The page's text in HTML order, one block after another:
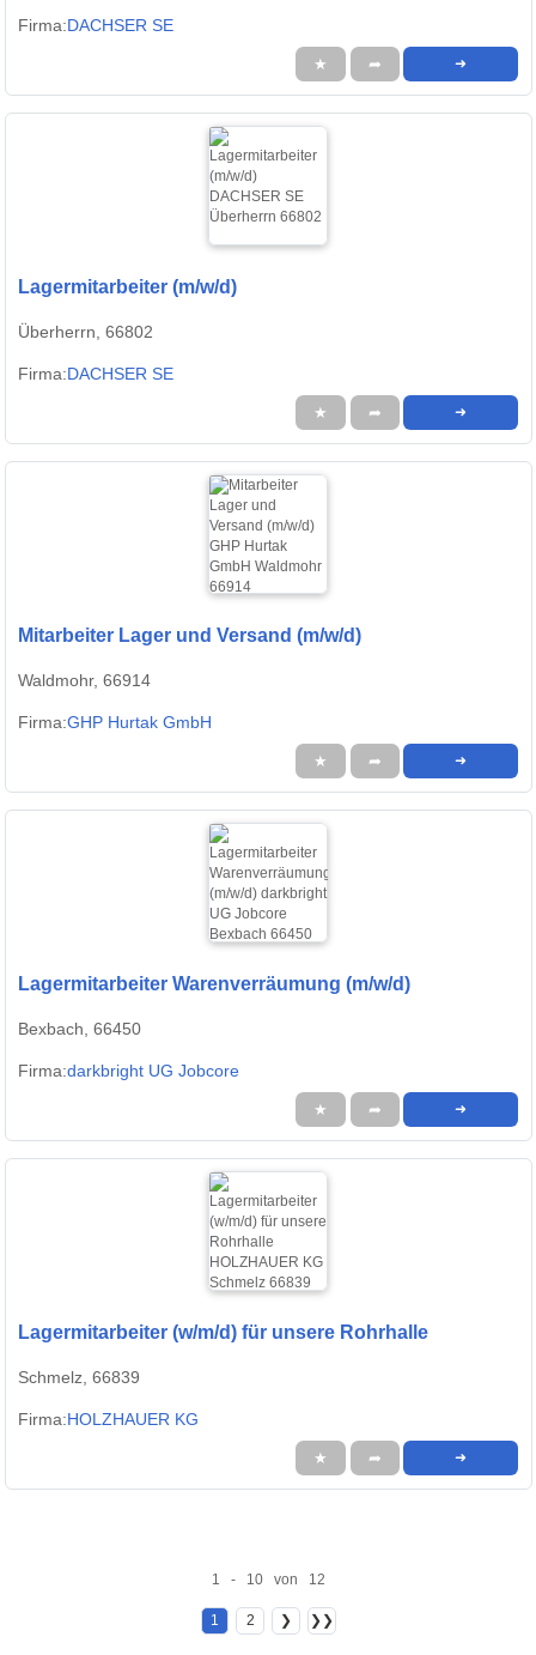
Firma:DACHSER SE
★ ➦ ➜
Lagermitarbeiter (m/w/d)
Überherrn, 66802
Firma:DACHSER SE
★ ➦ ➜
Mitarbeiter Lager und Versand (m/w/d)
Waldmohr, 66914
Firma:GHP Hurtak GmbH
★ ➦ ➜
Lagermitarbeiter Warenverräumung (m/w/d)
Bexbach, 66450
Firma:darkbright UG Jobcore
★ ➦ ➜
Lagermitarbeiter (w/m/d) für unsere Rohrhalle
Schmelz, 66839
Firma:HOLZHAUER KG
★ ➦ ➜
1 - 10 von 12
1 2 ❯ ❯❯